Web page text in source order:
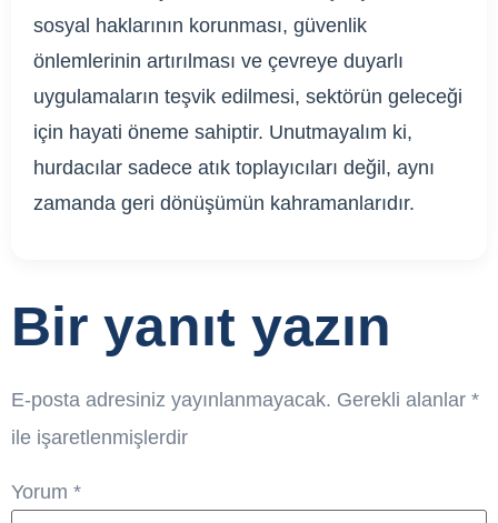
sosyal haklarının korunması, güvenlik
önlemlerinin artırılması ve çevreye duyarlı
uygulamaların teşvik edilmesi, sektörün geleceği
için hayati öneme sahiptir. Unutmayalım ki,
hurdacılar sadece atık toplayıcıları değil, aynı
zamanda geri dönüşümün kahramanlarıdır.
Bir yanıt yazın
E-posta adresiniz yayınlanmayacak. Gerekli alanlar *
ile işaretlenmişlerdir
Yorum *